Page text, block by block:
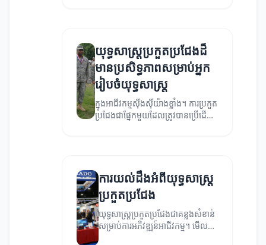
យុទ្ធសាស្ត្រប្រកួតប្រជែងដ៏
មានប្រសិទ្ធភាពសម្រាប់អ្នក
រៀបចំយុទ្ធសាស្ត្រ
ក្នុងអាជីវកម្មសុីងស៊ីយ៉ាងខ្លាំង។ ការប្រកួត
ប្រជែងជាផ្នែកមួយដែលត្រូវបានប្រើដើម្បី
ការយល់ដឹងអំពីយុទ្ធសាស្ត្រ
ប្រកួតប្រជែង
យុទ្ធសាស្ត្រប្រកួតប្រជែងជាគន្លងសំខាន់
សម្រាប់ការអភិវឌ្ឍន៍អាជីវកម្ម។ មើល